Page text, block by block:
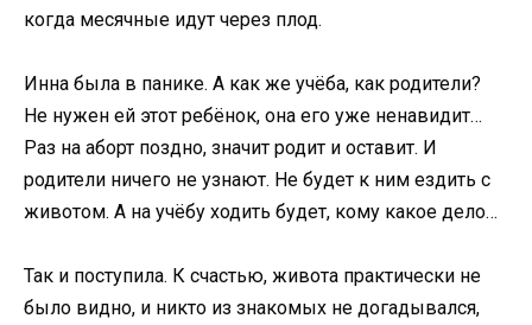
когда месячные идут через плод.
Инна была в панике. А как же учёба, как родители?
Не нужен ей этот ребёнок, она его уже ненавидит…
Раз на аборт поздно, значит родит и оставит. И
родители ничего не узнают. Не будет к ним ездить с
животом. А на учёбу ходить будет, кому какое дело…
Так и поступила. К счастью, живота практически не
было видно, и никто из знакомых не догадывался,